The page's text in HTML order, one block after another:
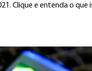
Clique e entenda o que